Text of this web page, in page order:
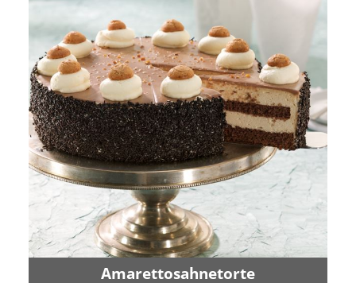
Amarettosahnetorte